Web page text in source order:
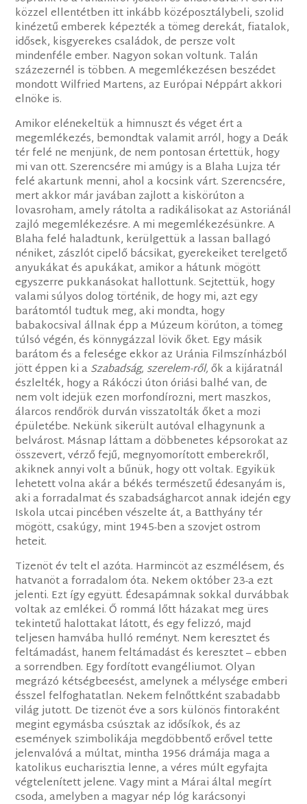
közzel ellentétben itt inkább középosztálybeli, szolid
kinézetű emberek képezték a tömeg derekát, fiatalok,
idősek, kisgyerekes családok, de persze volt
mindenféle ember. Nagyon sokan voltunk. Talán
százezernél is többen. A megemlékezésen beszédet
mondott Wilfried Martens, az Európai Néppárt akkori
elnöke is.
Amikor elénekeltük a himnuszt és véget ért a
megemlékezés, bemondtak valamit arról, hogy a Deák
tér felé ne menjünk, de nem pontosan értettük, hogy
mi van ott. Szerencsére mi amúgy is a Blaha Lujza tér
felé akartunk menni, ahol a kocsink várt. Szerencsére,
mert akkor már javában zajlott a kiskörúton a
lovasroham, amely rátolta a radikálisokat az Astoriánál
zajló megemlékezésre. A mi megemlékezésünkre. A
Blaha felé haladtunk, kerülgettük a lassan ballagó
néniket, zászlót cipelő bácsikat, gyerekeiket terelgető
anyukákat és apukákat, amikor a hátunk mögött
egyszerre pukkanásokat hallottunk. Sejtettük, hogy
valami súlyos dolog történik, de hogy mi, azt egy
barátomtól tudtuk meg, aki mondta, hogy
babakocsival állnak épp a Múzeum körúton, a tömeg
túlsó végén, és könnygázzal lövik őket. Egy másik
barátom és a felesége ekkor az Uránia Filmszínházból
jött éppen ki aSzabadság, szerelem-ről,ők a kijáratnál
észlelték, hogy a Rákóczi úton óriási balhé van, de
nem volt idejük ezen morfondírozni, mert maszkos,
álarcos rendőrök durván visszatolták őket a mozi
épületébe. Nekünk sikerült autóval elhagynunk a
belvárost. Másnap láttam a döbbenetes képsorokat az
összevert, vérző fejű, megnyomorított emberekről,
akiknek annyi volt a bűnük, hogy ott voltak. Egyikük
lehetett volna akár a békés természetű édesanyám is,
aki a forradalmat és szabadságharcot annak idején egy
Iskola utcai pincében vészelte át, a Batthyány tér
mögött, csakúgy, mint 1945-ben a szovjet ostrom
heteit.
Tizenöt év telt el azóta. Harmincöt az eszmélésem, és
hatvanöt a forradalom óta. Nekem október 23-a ezt
jelenti. Ezt így együtt. Édesapámnak sokkal durvábbak
voltak az emlékei. Ő rommá lőtt házakat meg üres
tekintetű halottakat látott, és egy felizzó, majd
teljesen hamvába hulló reményt. Nem keresztet és
feltámadást, hanem feltámadást és keresztet – ebben
a sorrendben. Egy fordított evangéliumot. Olyan
megrázó kétségbeesést, amelynek a mélysége emberi
ésszel felfoghatatlan. Nekem felnőttként szabadabb
világ jutott. De tizenöt éve a sors különös fintoraként
megint egymásba csúsztak az idősíkok, és az
események szimbolikája megdöbbentő erővel tette
jelenvalóvá a múltat, mintha 1956 drámája maga a
katolikus eucharisztia lenne, a véres múlt egyfajta
végtelenített jelene. Vagy mint a Márai által megírt
csoda, amelyben a magyar nép lóg karácsonyi